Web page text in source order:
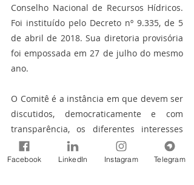
Conselho Nacional de Recursos Hídricos.
Foi instituído pelo Decreto nº 9.335, de 5
de abril de 2018. Sua diretoria provisória
foi empossada em 27 de julho do mesmo
ano.
O Comitê é a instância em que devem ser
discutidos, democraticamente e com
transparência, os diferentes interesses
sobre os usos da água na Bacia. As
melhores soluções para o aproveitamento
Facebook LinkedIn Instagram Telegram